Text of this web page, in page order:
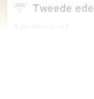
Tweede